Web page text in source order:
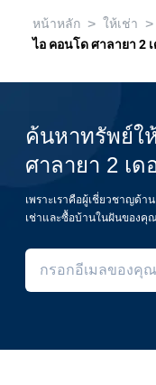
หน้าหลัก > ให้เช่า >
ไอ คอนโด ศาลายา 2
ค้นหาทรัพย์ใ
ศาลายา 2 เ
เพราะเราคือผู้เชี่ยวชาญด้
เช่าและซื้อบ้านในฝันของคุ